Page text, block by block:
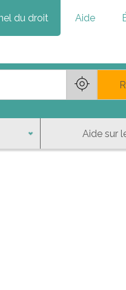
du droit Aide
Aide sur